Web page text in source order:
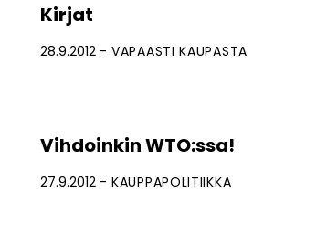
Kirjat
28.9.2012 VAPAASTI KAUPASTA
Vihdoinkin WTO:ssa!
27.9.2012 KAUPPAPOLITIIKKA